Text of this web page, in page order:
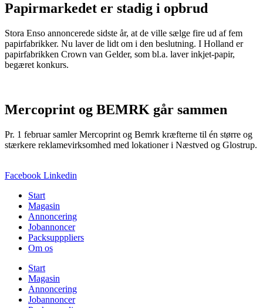
Papirmarkedet er stadig i opbrud
Stora Enso annoncerede sidste år, at de ville sælge fire ud af fem
papirfabrikker. Nu laver de lidt om i den beslutning. I Holland er
papirfabrikken Crown van Gelder, som bl.a. laver inkjet-papir,
begæret konkurs.
Mercoprint og BEMRK går sammen
Pr. 1 februar samler Mercoprint og Bemrk kræfterne til én større og
stærkere reklamevirksomhed med lokationer i Næstved og Glostrup.
Facebook Linkedin
Start
Magasin
Annoncering
Jobannoncer
Packsupppliers
Om os
Start
Magasin
Annoncering
Jobannoncer